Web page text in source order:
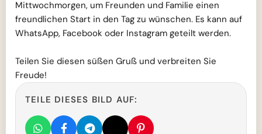
Mittwochmorgen, um Freunden und Familie einen
freundlichen Start in den Tag zu wünschen. Es kann auf
WhatsApp, Facebook oder Instagram geteilt werden.
Teilen Sie diesen süßen Gruß und verbreiten Sie
Freude!
TEILE DIESES BILD AUF: